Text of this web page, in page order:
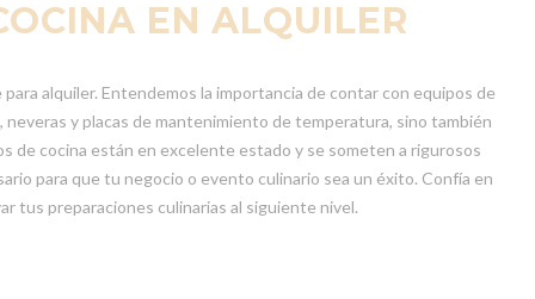
EN ALQUILER
alquiler. Entendemos la importancia de contar con equipos de
y placas de mantenimiento de temperatura, sino también
de cocina están en excelente estado y se someten a rigurosos
para que tu negocio o evento culinario sea un éxito. Confía en
tus preparaciones culinarias al siguiente nivel.